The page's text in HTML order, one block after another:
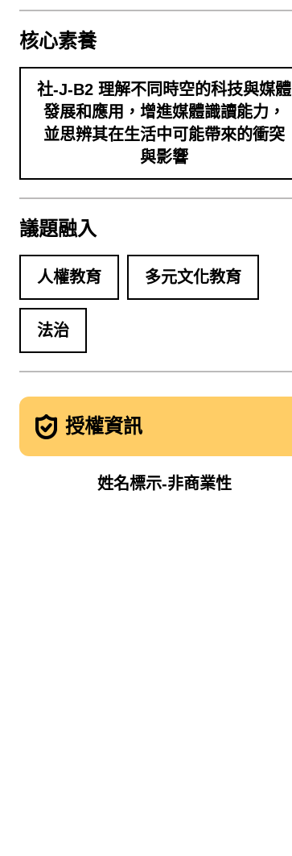
核心素養
社-J-B2 理解不同時空的科技與媒體
發展和應用，增進媒體識讀能力，
並思辨其在生活中可能帶來的衝突
與影響
議題融入
人權教育 多元文化教育
法治
授權資訊
姓名標示-非商業性